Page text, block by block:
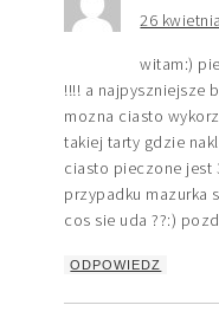
26
witam:)
!!!! a najpyszniejsze
mozna ciasto
takiej tarty gdzie
ciasto pieczone jest
przypadku mazurka
cos sie uda ??:)
ODPOWIEDZ